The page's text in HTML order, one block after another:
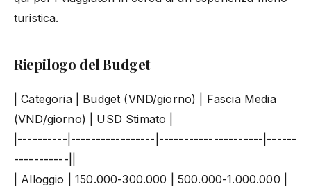
turistica.
Riepilogo del Budget
| Categoria | Budget (VND/giorno) | Fascia Media
(VND/giorno) | USD Stimato |
|----------|-----------------|---------------------|------
-----------||
| Alloggio | 150.000-300.000 | 500.000-1.000.000 |